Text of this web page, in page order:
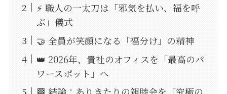
⚡️ 職人の一太刀は「邪気を払い、福を呼
ぶ」儀式
🤝 全員が笑顔になる「福分け」の精神
👑 2026年、貴社のオフィスを「最高のパ
ワースポット」へ